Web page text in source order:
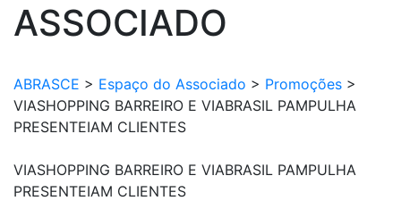
ASSOCIADO
ABRASCE > Espaço do Associado > Promoções >
VIASHOPPING BARREIRO E VIABRASIL PAMPULHA
PRESENTEIAM CLIENTES
VIASHOPPING BARREIRO E VIABRASIL PAMPULHA
PRESENTEIAM CLIENTES